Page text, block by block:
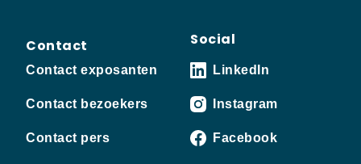
Contact
Contact exposanten
Contact bezoekers
Contact pers
Social
LinkedIn
Instagram
Facebook